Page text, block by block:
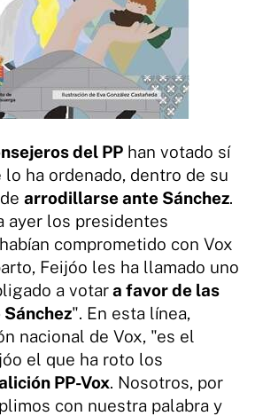
del PP han votado sí
ha ordenado, dentro de su
arrodillarse ante Sánchez.
ayer los presidentes
comprometido con Vox
Feijóo les ha llamado uno
a votara favor de las
". En esta línea,
nacional de Vox, "es el
el que ha roto los
PP-Vox. Nosotros, por
con nuestra palabra y